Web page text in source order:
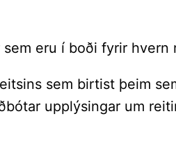
eru í boði fyrir hvern
sem birtist þeim
upplýsingar um